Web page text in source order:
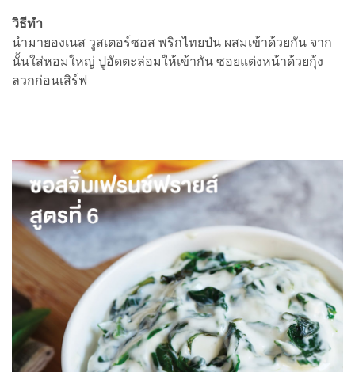
วิธีทำ
นำมายองเนส วูสเตอร์ซอส พริกไทยป่น ผสมเข้าด้วยกัน จาก
นั้นใส่หอมใหญ่ ปูอัดตะล่อมให้เข้ากัน ซอยแต่งหน้าด้วยกุ้ง
ลวกก่อนเสิร์ฟ